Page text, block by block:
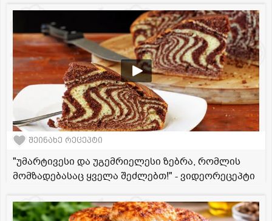
შეინახე რეცეპტი
"უმარტივესი და უგემრიელესი ზებრა, რომლის
მომზადებასაც ყველა შეძლებთ!" - ვიდეორეცეპტი